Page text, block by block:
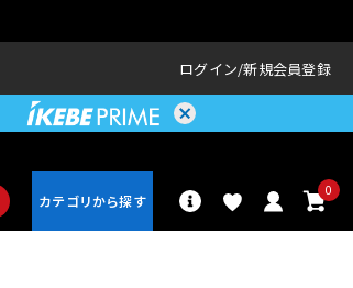
ログイン 新規会員登録
0